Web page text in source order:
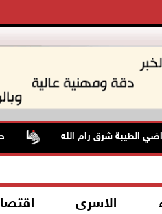
شرق رام الله
الاسرى